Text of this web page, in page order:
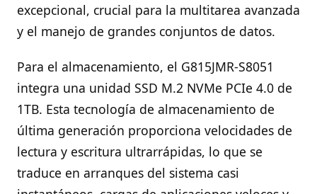
excepcional, crucial para la multitarea avanzada
y el manejo de grandes conjuntos de datos.
Para el almacenamiento, el G815JMR-S8051
integra una unidad SSD M.2 NVMe PCIe 4.0 de
1TB. Esta tecnología de almacenamiento de
última generación proporciona velocidades de
lectura y escritura ultrarrápidas, lo que se
traduce en arranques del sistema casi